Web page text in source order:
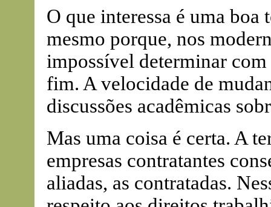
O que interessa é uma
mesmo porque, nos
impossível determinar
fim. A velocidade de
discussões acadêmicas
Mas uma coisa é certa. A
empresas contratantes
aliadas, as contratadas.